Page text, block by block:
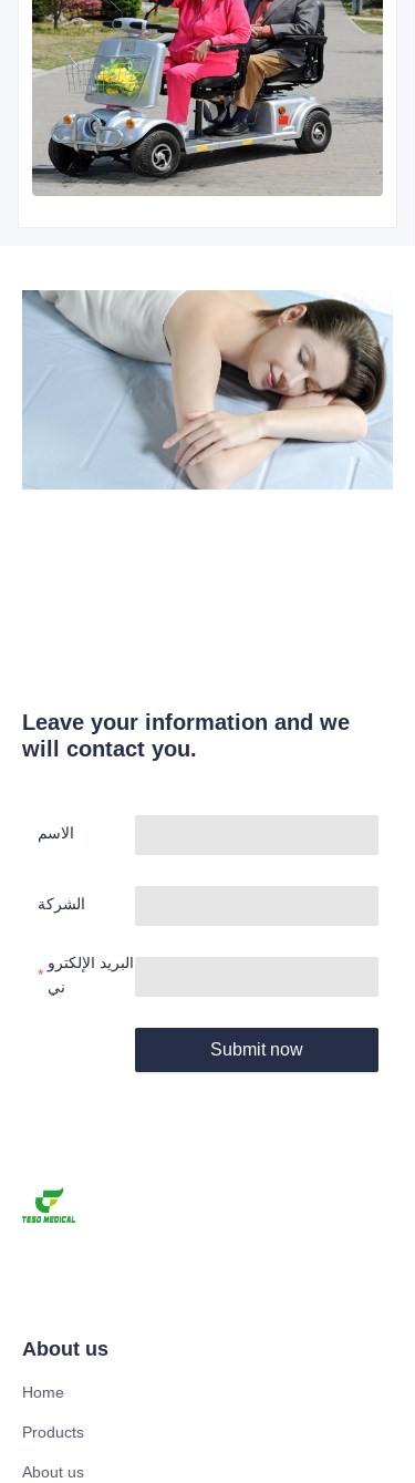
Leave your information and we
will contact you.
الاسم
الشركة
البريد الإلكترو
ني
Submit now
About us
Home
Products
About us